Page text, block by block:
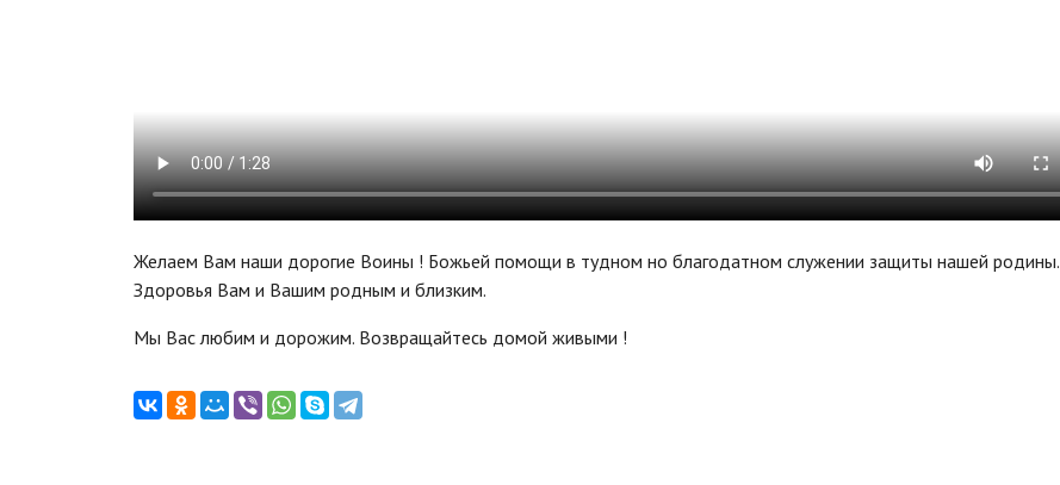
Желаем Вам наши дорогие Воины ! Божьей помощи в тудном но благодатном служении защиты нашей родины.
Здоровья Вам и Вашим родным и близким.
Мы Вас любим и дорожим. Возвращайтесь домой живыми !